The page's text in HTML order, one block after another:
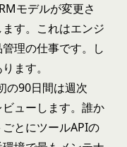
モデルが変更さ
す。これはエンジ
理の仕事です。し
ます。
の90日間は週次
ューします。誰か
とにツールAPIの